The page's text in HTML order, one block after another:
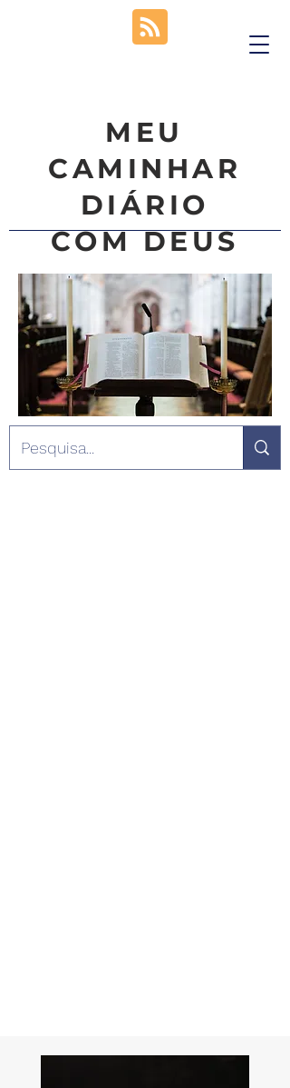
MEU
CAMINHAR
DIÁRIO
COM DEUS